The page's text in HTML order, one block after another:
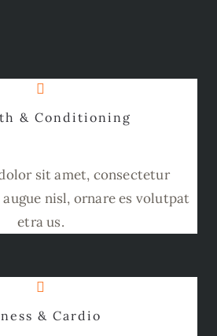
& Conditioning
sit amet, consectetur
nisl, ornare es volutpat
etra us.
& Cardio